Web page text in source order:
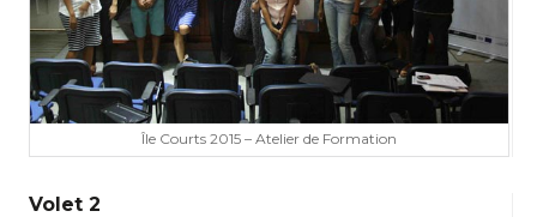
Île Courts 2015 – Atelier de Formation
Volet 2